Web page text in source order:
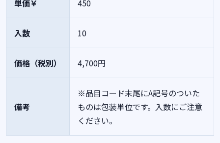
単価￥ 450
入数 10
価格（税別） 4,700円
備考
※品目コード末尾にA記号のついた
ものは包装単位です。入数にご注意
ください。